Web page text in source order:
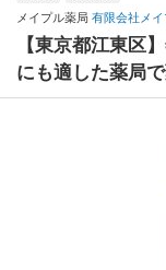
メイプル薬局 有限会社メ
【東京都江東区
にも適した薬局